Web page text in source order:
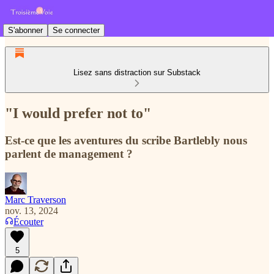
S'abonner Se connecter
Lisez sans distraction sur Substack
"I would prefer not to"
Est-ce que les aventures du scribe Bartlebly nous
parlent de management ?
Marc Traverson
nov. 13, 2024
Écouter
5